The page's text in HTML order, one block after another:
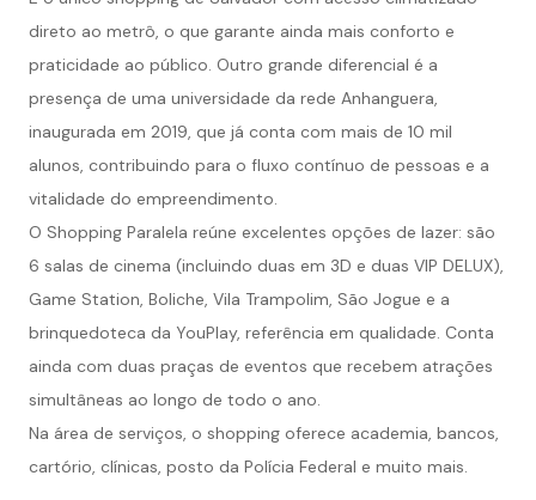
direto ao metrô, o que garante ainda mais conforto e
praticidade ao público. Outro grande diferencial é a
presença de uma universidade da rede Anhanguera,
inaugurada em 2019, que já conta com mais de 10 mil
alunos, contribuindo para o fluxo contínuo de pessoas e a
vitalidade do empreendimento.
O Shopping Paralela reúne excelentes opções de lazer: são
6 salas de cinema (incluindo duas em 3D e duas VIP DELUX),
Game Station, Boliche, Vila Trampolim, São Jogue e a
brinquedoteca da YouPlay, referência em qualidade. Conta
ainda com duas praças de eventos que recebem atrações
simultâneas ao longo de todo o ano.
Na área de serviços, o shopping oferece academia, bancos,
cartório, clínicas, posto da Polícia Federal e muito mais.